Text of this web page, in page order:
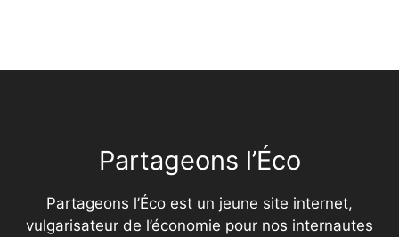
Partageons l’Éco
Partageons l’Éco est un jeune site internet,
vulgarisateur de l’économie pour nos internautes